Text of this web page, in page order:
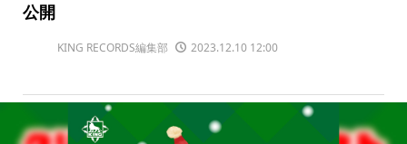
公開
KING RECORDS編集部 2023.12.10 12:00